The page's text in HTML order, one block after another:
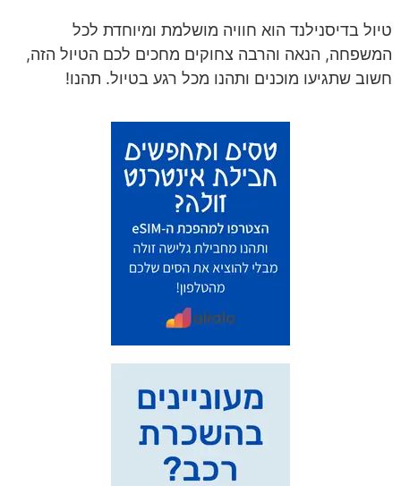
טיול בדיסנילנד הוא חוויה מושלמת ומיוחדת לכל
המשפחה, הנאה והרבה צחוקים מחכים לכם הטיול הזה,
חשוב שתגיעו מוכנים ותהנו מכל רגע בטיול. תהנו!